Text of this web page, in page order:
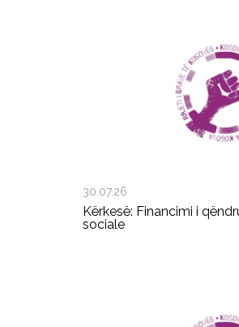
30.07.26
Kërkesë: Financimi i
sociale